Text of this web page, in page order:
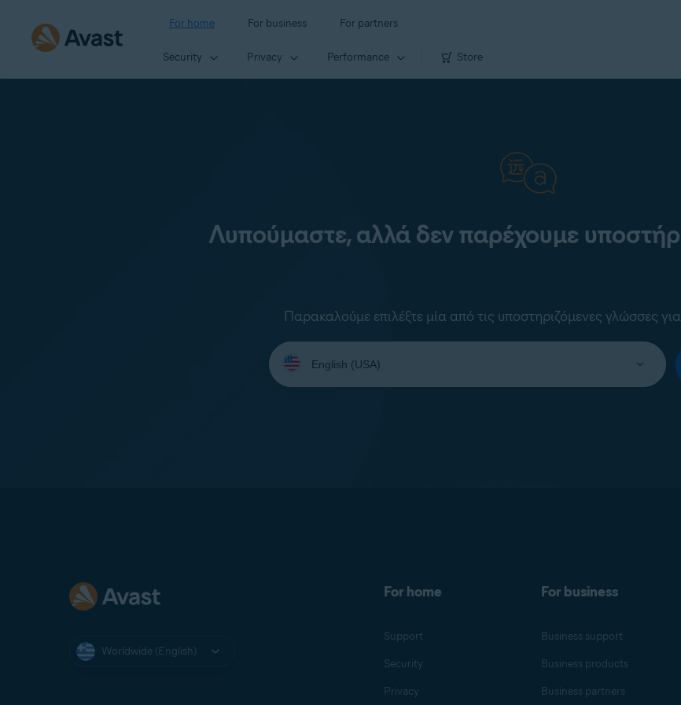
For home For business For partners
Security Privacy Performance Store
Λυπούμαστε, αλλά δεν παρέχουμε
Παρακαλούμε επιλέξτε μία από τις υποστηριζόμενες γλώσσες
Select
your
language:
Worldwide (English)
For home
Support
Security
Privacy
For business
Business support
Business products
Business partners